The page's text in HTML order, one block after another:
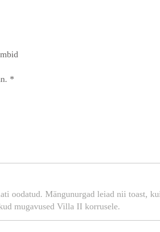
*
oodatud. Mängunurgad leiad nii toast,
mugavused Villa II korrusele.